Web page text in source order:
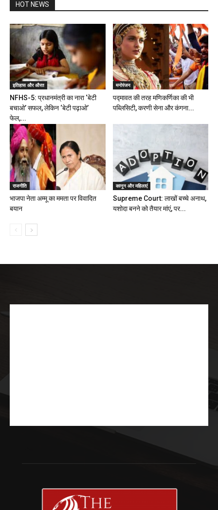
HOT NEWS
इतिहास और औरत
NFHS-5: प्रधानमंत्री का नारा ‘बेटी
बचाओ’ सफल, लेकिन ‘बेटी पढ़ाओ’
फेल,...
मनोरंजन
पद्मावत की तरह मणिकर्णिका की भी
पब्लिसिटी, करणी सेना और कंगना...
राजनीति
भाजपा नेता अम्मू का ममता पर विवादित
बयान
कानून और महिलाएं
Supreme Court: लाखों बच्चे अनाथ,
यशोदा बनने को तैयार मांएं, पर...